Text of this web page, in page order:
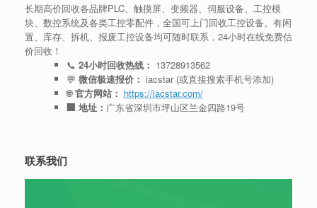
长期高价回收各品牌PLC、触摸屏、变频器、伺服设备、工控模
块、数控系统及各类工控零配件，全国可上门回收工控设备。有闲
置、库存、拆机、报废工控设备均可随时联系，24小时在线免费估
价回收！
📞 24小时回收热线： 13728913562
💬 微信极速报价： iacstar (或直接搜索手机号添加)
🌐官方网站： https://iacstar.com/
🏢 地址： 广东省深圳市坪山区兰金四路19号
联系我们